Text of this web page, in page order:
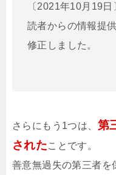
〔2021年10月19日
読者からの情報提
修正しました。
さらにもう1つは、 第
されたことです。
善意無過失の第三者を